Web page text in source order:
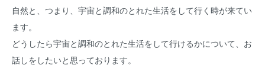
自然と、つまり、宇宙と調和のとれた生活をして行く時が来てい
ます。
どうしたら宇宙と調和のとれた生活をして行けるかについて、お
話しをしたいと思っております。